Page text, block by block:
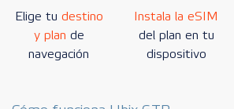
Elige tu destino
y plan de
navegación
Instala la eSIM
del plan en tu
dispositivo